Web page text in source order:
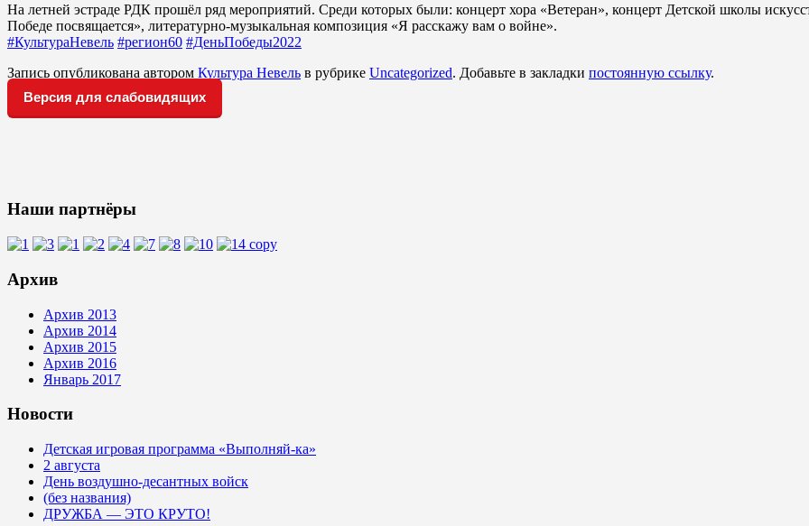
На летней эстраде РДК прошёл ряд мероприятий. Среди которых были: концерт хора «Ветеран», концерт Детской школы
Победе посвящается», литературно-музыкальная композиция «Я расскажу вам о войне».
#КультураНевель #регион60 #ДеньПобеды2022
Запись опубликована автором Культура Невель в рубрике Uncategorized. Добавьте в закладки постоянную ссылку.
Версия для слабовидящих
Наши партнёры
Архив
Архив 2013
Архив 2014
Архив 2015
Архив 2016
Январь 2017
Новости
Детская игровая программа «Выполняй-ка»
2 августа
День воздушно-десантных войск
(без названия)
ДРУЖБА — ЭТО КРУТО!